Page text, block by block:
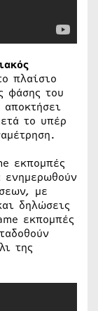
πλαίσιο
φάσης του
το υπέρ
εκπομπές
ενημερωθούν
με
δηλώσεις
εκπομπές
της